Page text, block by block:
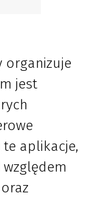
organizuje
jest
te aplikacje,